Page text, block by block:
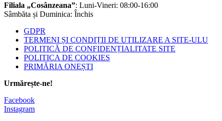
Filiala „Cosânzeana”: Luni-Vineri: 08:00-16:00
Sâmbăta și Duminica: Închis
GDPR
TERMENI ȘI CONDIȚII DE UTILIZARE A SITE-ULU
POLITICĂ DE CONFIDENȚIALITATE SITE
POLITICA DE COOKIES
PRIMĂRIA ONEȘTI
Urmărește-ne!
Facebook
Instagram